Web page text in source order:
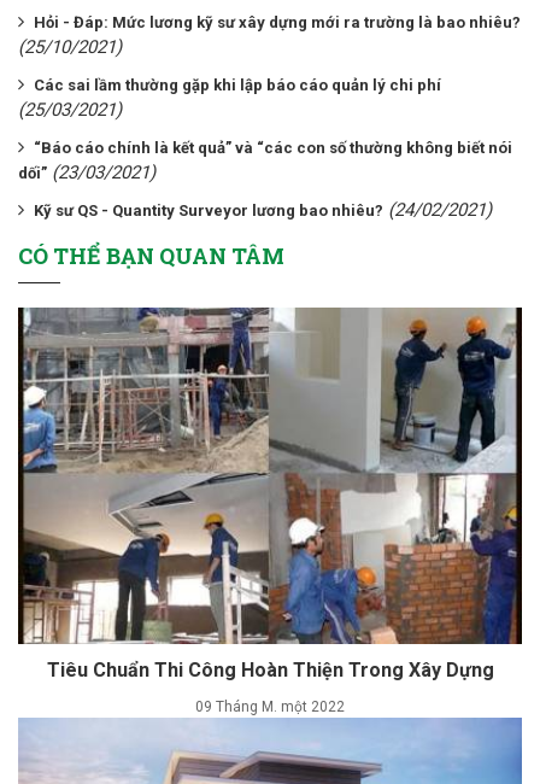
Hỏi - Đáp: Mức lương kỹ sư xây dựng mới ra trường là bao nhiêu?
(25/10/2021)
Các sai lầm thường gặp khi lập báo cáo quản lý chi phí
(25/03/2021)
“Báo cáo chính là kết quả” và “các con số thường không biết nói
dối” (23/03/2021)
Kỹ sư QS - Quantity Surveyor lương bao nhiêu? (24/02/2021)
CÓ THỂ BẠN QUAN TÂM
Tiêu Chuẩn Thi Công Hoàn Thiện Trong Xây Dựng
09 Tháng M. một 2022